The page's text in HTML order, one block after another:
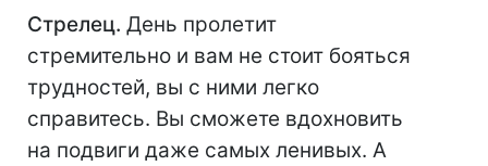
Стрелец. День пролетит
стремительно и вам не стоит бояться
трудностей, вы с ними легко
справитесь. Вы сможете вдохновить
на подвиги даже самых ленивых. А